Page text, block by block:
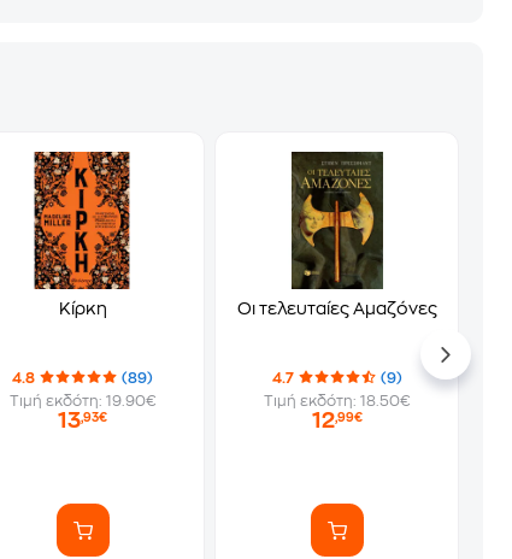
Κίρκη
4.8
(89)
Τιμή εκδότη: 19.90€
13,93€
Οι τελευταίες Αμαζόνες
4.7
(9)
Τιμή εκδότη: 18.50€
12,99€